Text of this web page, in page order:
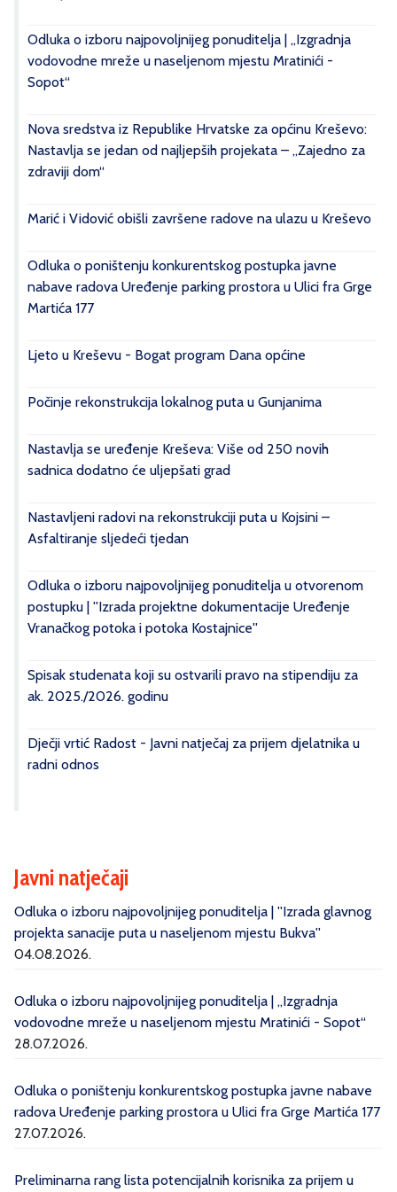
Odluka o izboru najpovoljnijeg ponuditelja | „Izgradnja
vodovodne mreže u naseljenom mjestu Mratinići -
Sopot“
Nova sredstva iz Republike Hrvatske za općinu Kreševo:
Nastavlja se jedan od najljepših projekata – „Zajedno za
zdraviji dom“
Marić i Vidović obišli završene radove na ulazu u Kreševo
Odluka o poništenju konkurentskog postupka javne
nabave radova Uređenje parking prostora u Ulici fra Grge
Martića 177
Ljeto u Kreševu - Bogat program Dana općine
Počinje rekonstrukcija lokalnog puta u Gunjanima
Nastavlja se uređenje Kreševa: Više od 250 novih
sadnica dodatno će uljepšati grad
Nastavljeni radovi na rekonstrukciji puta u Kojsini –
Asfaltiranje sljedeći tjedan
Odluka o izboru najpovoljnijeg ponuditelja u otvorenom
postupku | ''Izrada projektne dokumentacije Uređenje
Vranačkog potoka i potoka Kostajnice''
Spisak studenata koji su ostvarili pravo na stipendiju za
ak. 2025./2026. godinu
Dječji vrtić Radost - Javni natječaj za prijem djelatnika u
radni odnos
Javni natječaji
Odluka o izboru najpovoljnijeg ponuditelja | ''Izrada glavnog
projekta sanacije puta u naseljenom mjestu Bukva''
04.08.2026.
Odluka o izboru najpovoljnijeg ponuditelja | „Izgradnja
vodovodne mreže u naseljenom mjestu Mratinići - Sopot“
28.07.2026.
Odluka o poništenju konkurentskog postupka javne nabave
radova Uređenje parking prostora u Ulici fra Grge Martića 177
27.07.2026.
Preliminarna rang lista potencijalnih korisnika za prijem u